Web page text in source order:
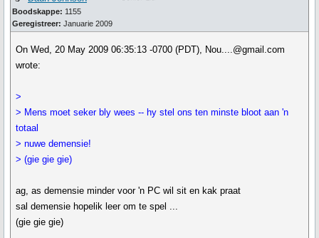
Boodskappe: 1155
Geregistreer: Januarie 2009
On Wed, 20 May 2009 06:35:13 -0700 (PDT), Nou....@gmail.com
wrote:
>
> Mens moet seker bly wees -- hy stel ons ten minste bloot aan 'n
totaal
> nuwe demensie!
> (gie gie gie)
ag, as demensie minder voor 'n PC wil sit en kak praat
sal demensie hopelik leer om te spel ...
(gie gie gie)